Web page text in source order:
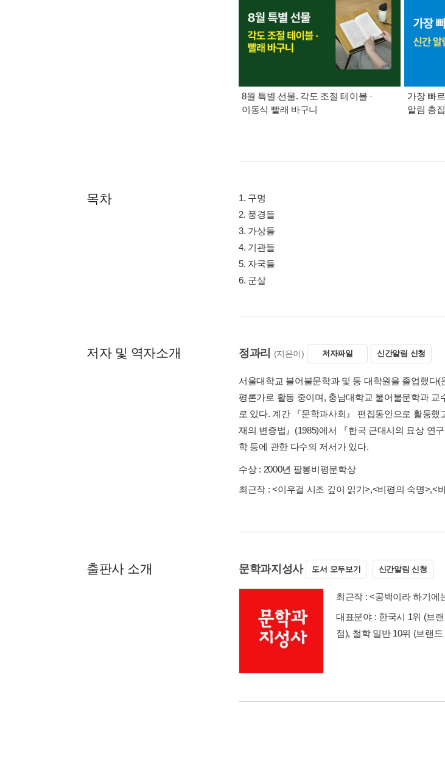
8월 특별 선물. 각도 조절 테이블 ·
이동식 빨래 바구니
가장 빠
알림 총
목차
1. 구멍
2. 풍경들
3. 가상들
4. 기관들
5. 자국들
6. 군살
저자 및 역자소개 정과리 (지은이) 저자파일 신간알림 신청
서울대학교 불어불문학과 및 동 대학원을 졸업했다
평론가로 활동 중이며, 충남대학교 불어불문학과
로 있다. 계간 『문학과사회』 편집동인으로 활동
재의 변증법』(1985)에서 『한국 근대시의 묘상 연
학 등에 관한 다수의 저서가 있다.
수상 : 2000년 팔봉비평문학상
최근작 :<이우걸 시조 깊이 읽기>,<비평의 숙명>,<
출판사 소개 문학과지성사 도서 모두보기 신간알림 신청
최근작 :<공백이라 하기에
대표분야 : 한국시 1위 (브
점), 철학 일반 10위 (브랜